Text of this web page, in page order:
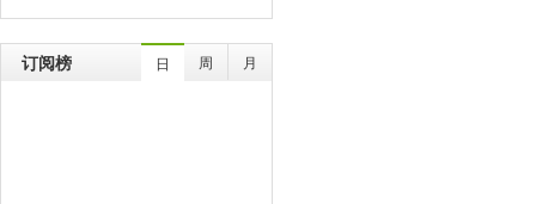
订阅榜 日 周 月